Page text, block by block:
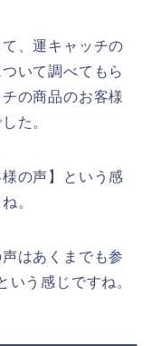
、運キャッチの
いて調べてもら
の商品のお客様
た。
の声】という感
。
はあくまでも参
いう感じですね。